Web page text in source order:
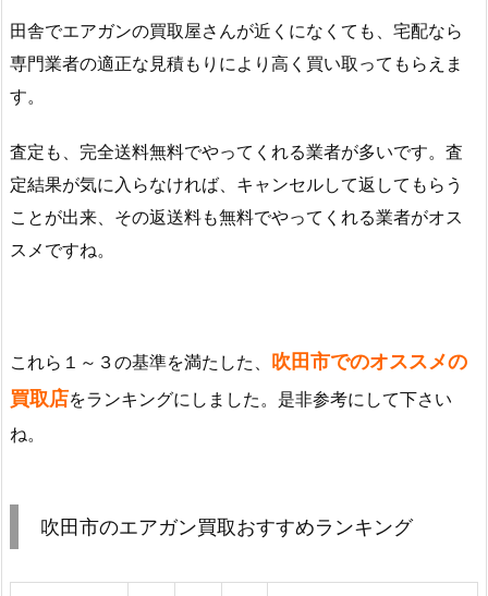
田舎でエアガンの買取屋さんが近くになくても、宅配なら
専門業者の適正な見積もりにより高く買い取ってもらえま
す。
査定も、完全送料無料でやってくれる業者が多いです。査
定結果が気に入らなければ、キャンセルして返してもらう
ことが出来、その返送料も無料でやってくれる業者がオス
スメですね。
これら１～３の基準を満たした、 吹田市でのオススメの
買取店をランキングにしました。是非参考にして下さい
ね。
吹田市のエアガン買取おすすめランキング